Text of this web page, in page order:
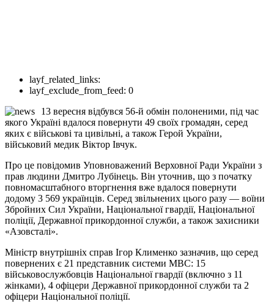
layf_related_links:
layf_exclude_from_feed: 0
13 вересня відбувся 56-й обмін полоненими, під час
якого Україні вдалося повернути 49 своїх громадян, серед
яких є військові та цивільні, а також Герой України,
військовий медик Віктор Івчук.
Про це повідомив Уповноважений Верховної Ради України з
прав людини Дмитро Лубінець. Він уточнив, що з початку
повномасштабного вторгнення вже вдалося повернути
додому 3 569 українців. Серед звільнених цього разу — воїни
Збройних Сил України, Національної гвардії, Національної
поліції, Державної прикордонної служби, а також захисники
«Азовсталі».
Міністр внутрішніх справ Ігор Клименко зазначив, що серед
повернених є 21 представник системи МВС: 15
військовослужбовців Національної гвардії (включно з 11
жінками), 4 офіцери Державної прикордонної служби та 2
офіцери Національної поліції.